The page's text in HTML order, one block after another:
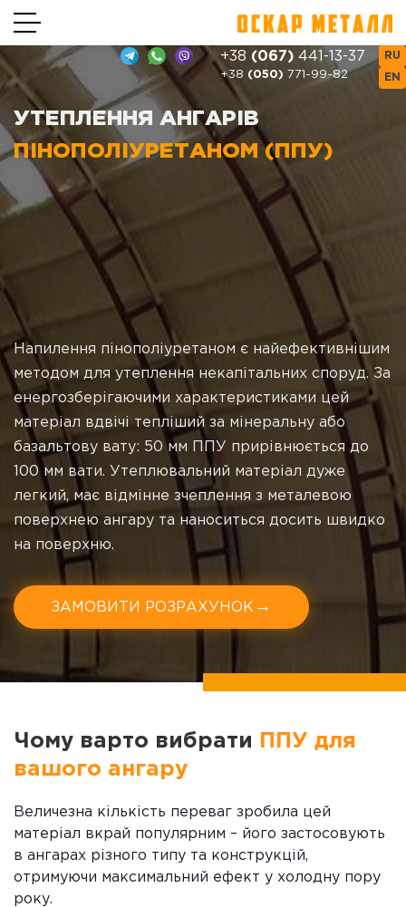
+38 (067) 441-13-37
+38 (050) 771-99-82
RU
EN
УТЕПЛЕННЯ АНГАРІВ
ПІНОПОЛІУРЕТАНОМ (ППУ)
Напилення пінополіуретаном є найефективнішим
методом для утеплення некапітальних споруд. За
енергозберігаючими характеристиками цей
матеріал вдвічі тепліший за мінеральну або
базальтову вату: 50 мм ППУ прирівнюється до
100 мм вати. Утеплювальний матеріал дуже
легкий, має відмінне зчеплення з металевою
поверхнею ангару та наноситься досить швидко
на поверхню.
ЗАМОВИТИ РОЗРАХУНОК →
Чому варто вибрати
ППУ для
вашого ангару
Величезна кількість переваг зробила цей
матеріал вкрай популярним – його застосовують
в ангарах різного типу та конструкцій,
отримуючи максимальний ефект у холодну пору
року.